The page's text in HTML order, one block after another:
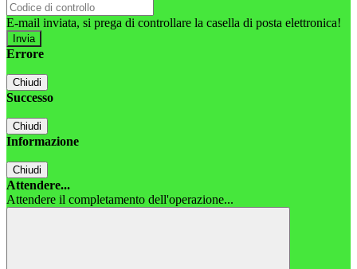
E-mail inviata, si prega di controllare la casella di posta elettronica!
Errore
Chiudi
Successo
Chiudi
Informazione
Chiudi
Attendere...
Attendere il completamento dell'operazione...